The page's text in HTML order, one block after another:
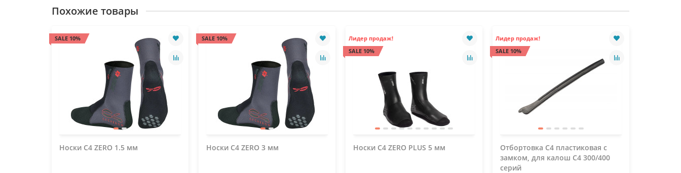
Похожие товары
SALE 10%
Носки C4 ZERO 1.5 мм
SALE 10%
Носки C4 ZERO 3 мм
Лидер продаж!
SALE 10%
Носки C4 ZERO PLUS 5 мм
Лидер продаж!
SALE 10%
Отбортовка C4 пластиковая с
замком, для калош C4 300/400
серий